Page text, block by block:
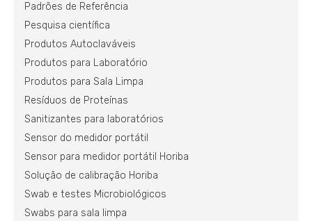
Padrões de Referência
Pesquisa científica
Produtos Autoclaváveis
Produtos para Laboratório
Produtos para Sala Limpa
Resíduos de Proteínas
Sanitizantes para laboratórios
Sensor do medidor portátil
Sensor para medidor portátil Horiba
Solução de calibração Horiba
Swab e testes Microbiológicos
Swabs para sala limpa